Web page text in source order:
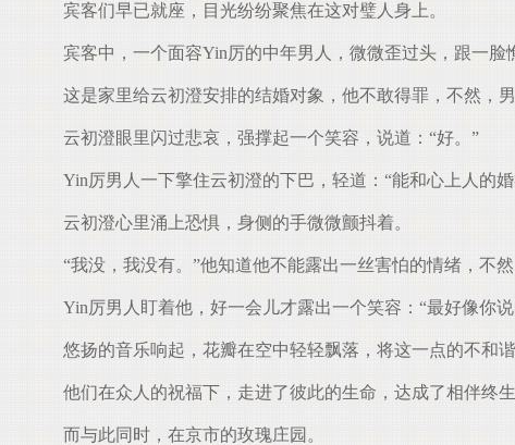
宾客们早已就座，目光纷纷聚焦在这对璧人身上。
宾客中，一个面容Yin厉的中年男人，微微歪过头，跟一脸
这是家里给云初澄安排的结婚对象，他不敢得罪，不然，
云初澄眼里闪过悲哀，强撑起一个笑容，说道：“好。”
Yin厉男人一下擎住云初澄的下巴，轻道：“能和心上人的
云初澄心里涌上恐惧，身侧的手微微颤抖着。
“我没，我没有。”他知道他不能露出一丝害怕的情绪，不
Yin厉男人盯着他，好一会儿才露出一个笑容：“最好像你
悠扬的音乐响起，花瓣在空中轻轻飘落，将这一点的不和谐
他们在众人的祝福下，走进了彼此的生命，达成了相伴终生
而与此同时，在京市的玫瑰庄园。